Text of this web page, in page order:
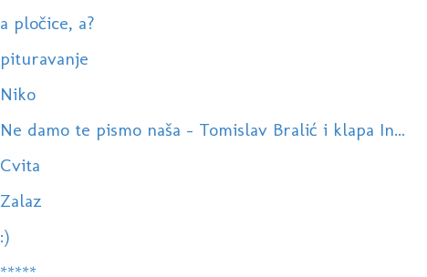
a pločice, a?
pituravanje
Niko
Ne damo te pismo naša - Tomislav Bralić i klapa In...
Cvita
Zalaz
:)
*****